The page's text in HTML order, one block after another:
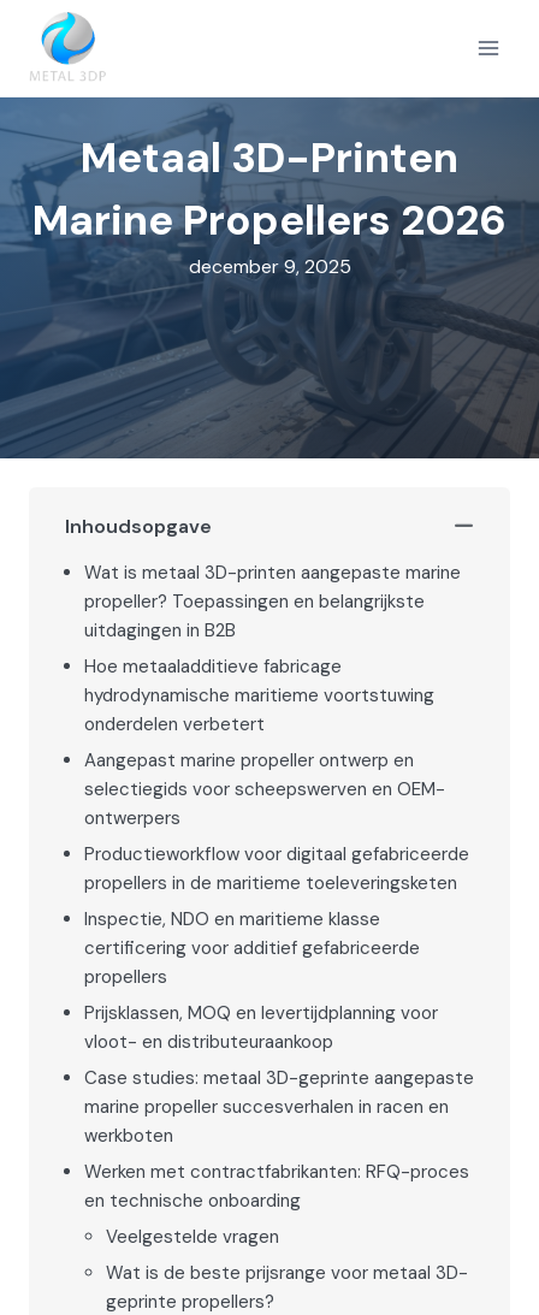
Doorgaan
inhoud
Metaal 3D-Printen
Marine Propellers 2026
december 9, 2025
Inhoudsopgave
Wat is metaal 3D-printen aangepaste marine
propeller? Toepassingen en belangrijkste
uitdagingen in B2B
Hoe metaaladditieve fabricage
hydrodynamische maritieme voortstuwing
onderdelen verbetert
Aangepast marine propeller ontwerp en
selectiegids voor scheepswerven en OEM-
ontwerpers
Productieworkflow voor digitaal gefabriceerde
propellers in de maritieme toeleveringsketen
Inspectie, NDO en maritieme klasse
certificering voor additief gefabriceerde
propellers
Prijsklassen, MOQ en levertijdplanning voor
vloot- en distributeuraankoop
Case studies: metaal 3D-geprinte aangepaste
marine propeller succesverhalen in racen en
werkboten
Werken met contractfabrikanten: RFQ-proces
en technische onboarding
Veelgestelde vragen
Wat is de beste prijsrange voor metaal 3D-
geprinte propellers?